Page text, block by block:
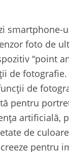
smartphone-
foto de
“point
de fotografie.
de
pentru
artificială,
de
pentru